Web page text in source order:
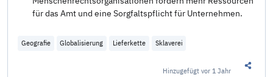
für das Amt und eine Sorgfaltspflicht für Unternehmen.
Geografie Globalisierung Lieferkette Sklaverei
Hinzugefügtvor 1 Jahr